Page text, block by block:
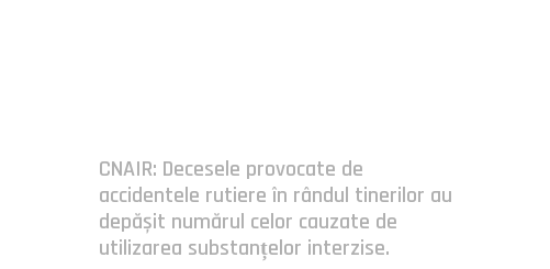
CNAIR: Decesele provocate de
accidentele rutiere în rândul tinerilor au
depășit numărul celor cauzate de
utilizarea substanțelor interzise.